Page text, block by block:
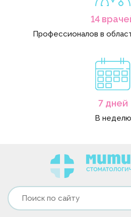
14
Профессионалов в
7 дней
В неделю